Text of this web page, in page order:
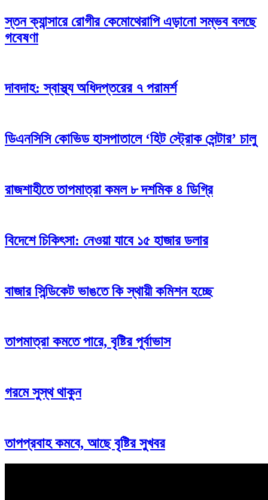
স্তন ক্যান্সারে রোগীর কেমোথেরাপি এড়ানো সম্ভব বলছে
গবেষণা
দাবদাহ: স্বাস্থ্য অধিদপ্তরের ৭ পরামর্শ
ডিএনসিসি কোভিড হাসপাতালে ‘হিট স্ট্রোক সেন্টার’ চালু
রাজশাহীতে তাপমাত্রা কমল ৮ দশমিক ৪ ডিগ্রি
বিদেশে চিকিৎসা: নেওয়া যাবে ১৫ হাজার ডলার
বাজার সিন্ডিকেট ভাঙতে কি স্থায়ী কমিশন হচ্ছে
তাপমাত্রা কমতে পারে, বৃষ্টির পূর্বাভাস
গরমে সুস্থ থাকুন
তাপপ্রবাহ কমবে, আছে বৃষ্টির সুখবর